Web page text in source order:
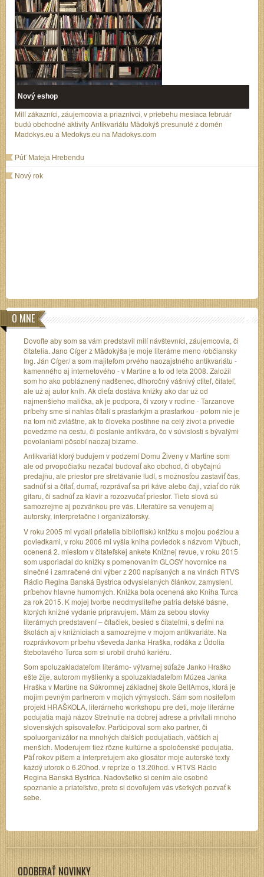
Nový eshop
Milí zákazníci, záujemcovia a priaznivci, v priebehu mesiaca február
budú obchodné aktivity Antikvariátu Mädokýš presunuté z domén
Madokys.eu a Medokys.eu na Madokys.com
Púť Mateja Hrebendu
Nový rok
O MNE
Dovoľte aby som sa vám predstavil milí návštevníci, záujemcovia, či
čitatelia. Jano Cíger z Mädokýša je moje literárne meno /občiansky
Ing. Ján Cíger/ a som majiteľom prvého naozajstného antikvariátu -
kamenného aj internetového - v Martine a to od leta 2008. Založil
som ho ako pobláznený nadšenec, dlhoročný vášnivý ctiteľ, čitateľ,
ale už aj autor kníh. Ak dieťa dostáva knižky ako dar už od
najmenšieho malička, ak je podpora, či vzory v rodine - Tarzanove
príbehy sme si nahlas čítali s prastarkým a prastarkou - potom nie je
na tom nič zvláštne, ak to človeka postihne na celý život a privedie
povedzme na cestu, či poslanie antikvára, čo v súvislosti s bývalými
povolaniami pôsobí naozaj bizarne.
Antikvariát ktorý budujem v podzemí Domu Živeny v Martine som
ale od prvopočiatku nezačal budovať ako obchod, či obyčajnú
predajňu, ale priestor pre stretávanie ľudí, s možnosťou zastaviť čas,
sadnúť si a čítať, dumať, rozprávať sa pri káve alebo čaji, vziať do rúk
gitaru, či sadnúť za klavír a rozozvučať priestor. Tieto slová sú
samozrejme aj pozvánkou pre vás. Literatúre sa venujem aj
autorsky, interpretačne i organizátorsky.
V roku 2005 mi vydali priatelia bibliofilskú knižku s mojou poéziou a
poviedkami, v roku 2006 mi vyšla kniha poviedok s názvom Výbuch,
ocenená 2. miestom v čitateľskej ankete Knižnej revue, v roku 2015
som usporiadal do knižky s pomenovaním GLOSY hovornice na
slnečné i zamračené dni výber z 200 napísaných a na vlnách RTVS
Rádio Regina Banská Bystrica odvysielaných článkov, zamyslení,
príbehov hlavne humorných. Knižka bola ocenená ako Kniha Turca
za rok 2015. K mojej tvorbe neodmysliteľne patria detské básne,
ktorých knižné vydanie pripravujem. Mám za sebou stovky
literárnych predstavení – čítačiek, besied s čitateľmi, s deťmi na
školách aj v knižniciach a samozrejme v mojom antikvariáte. Na
rozprávkovom príbehu vševeda Janka Hraška, rodáka z Údolia
štebotavého Turca som si urobil druhú kariéru.
Som spoluzakladateľom literárno- výtvarnej súťaže Janko Hraško
ešte žije, autorom myšlienky a spoluzakladateľom Múzea Janka
Hraška v Martine na Súkromnej základnej škole BellAmos, ktorá je
mojim pevným partnerom v mojich výmysloch. Sám som nositeľom
projekt HRAŠKOLA, literárneho workshopu pre deti, moje literárne
podujatia majú názov Stretnutie na dobrej adrese a privítali mnoho
slovenských spisovateľov. Participoval som ako partner, či
spoluorganizátor na mnohých ďalších podujatiach, väčších aj
menších. Moderujem tiež rôzne kultúrne a spoločenské podujatia.
Päť rokov píšem a interpretujem ako glosátor moje autorské texty
každý utorok o 6.20hod. v repríze o 13.20hod. v RTVS Rádio
Regina Banská Bystrica. Nadovšetko si cením ale osobné
spoznanie a priateľstvo, preto si dovoľujem vás všetkých pozvať k
sebe.
ODOBERAŤ NOVINKY